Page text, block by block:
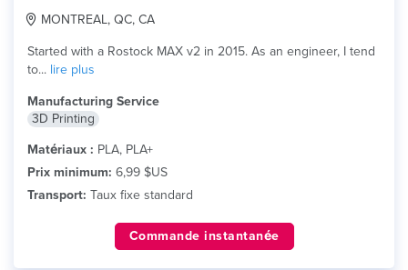
MONTREAL, QC, CA
Started with a Rostock MAX v2 in 2015. As an engineer, I tend
to... lire plus
Manufacturing Service
3D Printing
Matériaux : PLA, PLA+
Prix minimum: 6,99 $US
Transport: Taux fixe standard
Commande instantanée